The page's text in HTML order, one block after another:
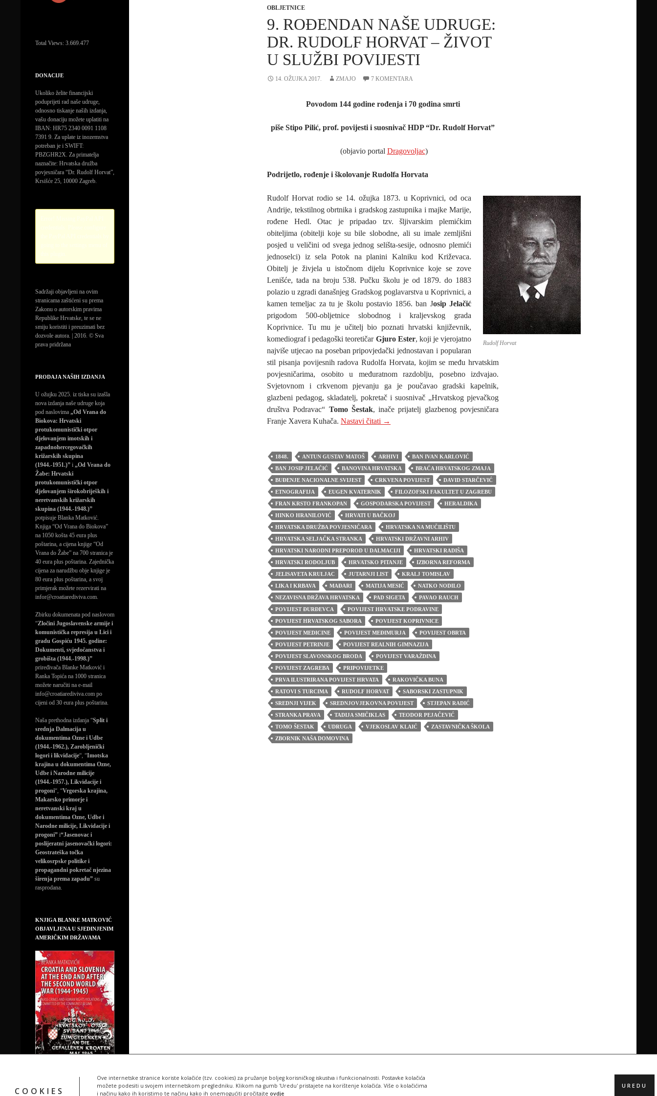
COOKIES
Ove internetske stranice koriste kolačiće (tzv. cookies) za pružanje boljeg korisničkog iskustva i funkcionalnosti. Postavke kolačića
možete podesiti u svojem internetskom pregledniku. Klikom na gumb 'Uredu' pristajete na korištenje kolačića. Više o kolačićima
i načinu kako ih koristimo te načinu kako ih onemogućiti pročitajte ovdje
UREDU
OBLJETNICE
9. ROĐENDAN NAŠE UDRUGE:
DR. RUDOLF HORVAT – ŽIVOT
U SLUŽBI POVIJESTI
14. OŽUJKA 2017. ZMAJO 7 KOMENTARA
Povodom 144 godine rođenja i 70 godina smrti
piše Stipo Pilić, prof. povijesti i suosnivač HDP “Dr. Rudolf Horvat”
(objavio portal Dragovoljac)
Podrijetlo, rođenje i školovanje Rudolfa Horvata
Rudolf Horvat
Rudolf Horvat rodio se 14. ožujka 1873. u Koprivnici, od oca
Andrije, tekstilnog obrtnika i gradskog zastupnika i majke Marije,
rođene Hedl. Otac je pripadao tzv. šljivarskim plemićkim
obiteljima (obitelji koje su bile slobodne, ali su imale zemljišni
posjed u veličini od svega jednog selišta-sesije, odnosno plemići
jednoselci) iz sela Potok na planini Kalniku kod Križevaca.
Obitelj je živjela u istočnom dijelu Koprivnice koje se zove
Lenišće, tada na broju 538. Pučku školu je od 1879. do 1883
polazio u zgradi današnjeg Gradskog poglavarstva u Koprivnici, a
kamen temeljac za tu je školu postavio 1856. ban Josip Jelačić
prigodom 500-obljetnice slobodnog i kraljevskog grada
Koprivnice. Tu mu je učitelj bio poznati hrvatski književnik,
komediograf i pedagoški teoretičar Gjuro Ester, koji je vjerojatno
najviše utjecao na poseban pripovjedački jednostavan i popularan
stil pisanja povijesnih radova Rudolfa Horvata, kojim se među hrvatskim
povjesničarima, osobito u međuratnom razdoblju, posebno izdvajao.
Svjetovnom i crkvenom pjevanju ga je poučavao gradski kapelnik,
glazbeni pedagog, skladatelj, pokretač i suosnivač „Hrvatskog pjevačkog
društva Podravac“ Tomo Šestak, inače prijatelj glazbenog povjesničara
Franje Xavera Kuhača. Nastavi čitati 9. ROĐENDAN NAŠE UDRUGE: DR. RUDOLF HORVAT – život u službi povijesti
→
1848. ANTUN GUSTAV MATOŠ ARHIVI
BAN IVAN KARLOVIĆ
BAN JOSIP JELAČIĆ
BANOVINA HRVATSKA
BRAĆA HRVATSKOG ZMAJA
BUĐENJE NACIONALNE SVIJEST
CRKVENA POVIJEST
DAVID STARČEVIĆ
ETNOGRAFIJA
EUGEN KVATERNIK
FILOZOFSKI FAKULTET U ZAGREBU
FRAN KRSTO FRANKOPAN
GOSPODARSKA POVIJEST
HERALDIKA
HINKO HRANILOVIĆ
HRVATI U BAČKOJ
HRVATSKA DRUŽBA POVJESNIČARA
HRVATSKA NA MUČILIŠTU
HRVATSKA SELJAČKA STRANKA
HRVATSKI DRŽAVNI ARHIV
HRVATSKI NARODNI PREPOROD U DALMACIJI
HRVATSKI RADIŠA
HRVATSKI RODOLJUB
HRVATSKO PITANJE
IZBORNA REFORMA
JELISAVETA KRULJAC
JUTARNJI LIST
KRALJ TOMISLAV
LIKA I KRBAVA
MAĐARI MATIJA MESIĆ
NATKO NODILO
NEZAVISNA DRŽAVA HRVATSKA
PAD SIGETA
PAVAO RAUCH
POVIJEST ĐURĐEVCA
POVIJEST HRVATSKE PODRAVINE
POVIJEST HRVATSKOG SABORA
POVIJEST KOPRIVNICE
POVIJEST MEDICINE
POVIJEST MEĐIMURJA
POVIJEST OBRTA
POVIJEST PETRINJE
POVIJEST REALNIH GIMNAZIJA
POVIJEST SLAVONSKOG BRODA
POVIJEST VARAŽDINA
POVIJEST ZAGREBA
PRIPOVIJETKE
PRVA ILUSTRIRANA POVIJEST HRVATA
RAKOVIČKA BUNA
RATOVI S TURCIMA
RUDOLF HORVAT
SABORSKI ZASTUPNIK
SREDNJI VIJEK
SREDNJOVJEKOVNA POVIJEST
STJEPAN RADIĆ
STRANKA PRAVA
TADIJA SMIČIKLAS
TEODOR PEJAČEVIĆ
TOMO ŠESTAK
UDRUGA VJEKOSLAV KLAIĆ
ZASTAVNIČKA ŠKOLA
ZBORNIK NAŠA DOMOVINA
Total Views: 3.669.477
DONACIJE
Ukoliko želite financijski
poduprijeti rad naše udruge,
odnosno tiskanje naših izdanja,
vašu donaciju možete uplatiti na
IBAN: HR75 2340 0091 1108
7391 9. Za uplate iz inozemstva
potreban je i SWIFT:
PBZGHR2X. Za primatelja
naznačite: Hrvatska družba
povjesničara “Dr. Rudolf Horvat”,
Krsišće 25, 10000 Zagreb.
Sadržaji objavljeni na ovim
stranicama zaštićeni su prema
Zakonu o autorskim pravima
Republike Hrvatske, te se ne
smiju koristiti i preuzimati bez
dozvole autora. | 2016. © Sva
prava pridržana
PRODAJA NAŠIH IZDANJA
U ožujku 2025. iz tiska su izašla
nova izdanja naše udruge koja
pod naslovima „Od Vrana do
Biokova: Hrvatski
protukomunistički otpor
djelovanjem imotskih i
zapadnohercegovačkih
križarskih skupina
(1944.-1951.)” i „Od Vrana do
Žabe: Hrvatski
protukomunistički otpor
djelovanjem širokobrijeških i
neretvanskih križarskih
skupina (1944.-1948.)”
potpisuje Blanka Matković.
Knjiga “Od Vrana do Biokova”
na 1050 košta 45 eura plus
poštarina, a cijena knjige “Od
Vrana do Žabe” na 700 stranica je
40 eura plus poštarina. Zajednička
cijena za narudžbu obje knjige je
80 eura plus poštarina, a svoj
primjerak možete rezervirati na
infor@croatiarediviva.com.
Zbirku dokumenata pod naslovom
“Zločini Jugoslavenske armije i
komunistička represija u Lici i
gradu Gospiću 1945. godine:
Dokumenti, svjedočanstva i
grobišta (1944.-1998.)”
priređivača Blanke Matković i
Ranka Topića na 1000 stranica
možete naručiti na e-mail
info@croatiarediviva.com po
cijeni od 30 eura plus poštarina.
Naša prethodna izdanja “Split i
srednja Dalmacija u
dokumentima Ozne i Udbe
(1944.-1962.), Zarobljenički
logori i likvidacije“, “Imotska
krajina u dokumentima Ozne,
Udbe i Narodne milicije
(1944.-1957.), Likvidacije i
progoni“, “Vrgorska krajina,
Makarsko primorje i
neretvanski kraj u
dokumentima Ozne, Udbe i
Narodne milicije, Likvidacije i
progoni” i“Jasenovac i
poslijeratni jasenovački logori:
Geostrateška točka
velikosrpske politike i
propagandni pokretač njezina
širenja prema zapadu” su
rasprodana.
KNJIGA BLANKE MATKOVIĆ
OBJAVLJENA U SJEDINJENIM
AMERIČKIM DRŽAVAMA